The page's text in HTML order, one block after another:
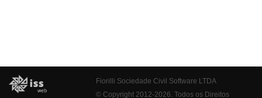
Fiorilli Sociedade Civil Software LTDA
© Copyright 2012-2026. Todos os Direitos